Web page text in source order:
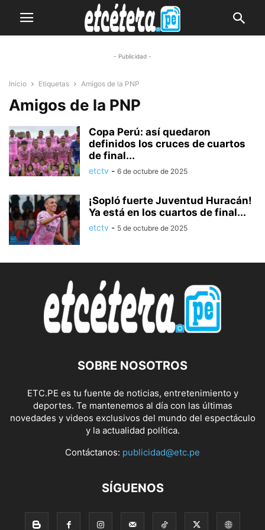
- Publicidad -
Inicio Etiquetas Amigos de la PNP
Amigos de la PNP
Copa Perú: así quedaron
definidos los cruces de cuartos
de final...
etctv - 6 de octubre de 2025
¡Sopló fuerte Juventud Huracán!
Ya está en los cuartos de final...
etctv - 5 de octubre de 2025
SOBRE NOSOTROS
ETC.PE es tu fuente de noticias, entretenimiento y
deportes. Te mantenemos al día con las últimas
novedades y videos exclusivos del mundo del espectáculo
y la actualidad política.
Contáctanos: publicidad@etc.pe
SÍGUENOS